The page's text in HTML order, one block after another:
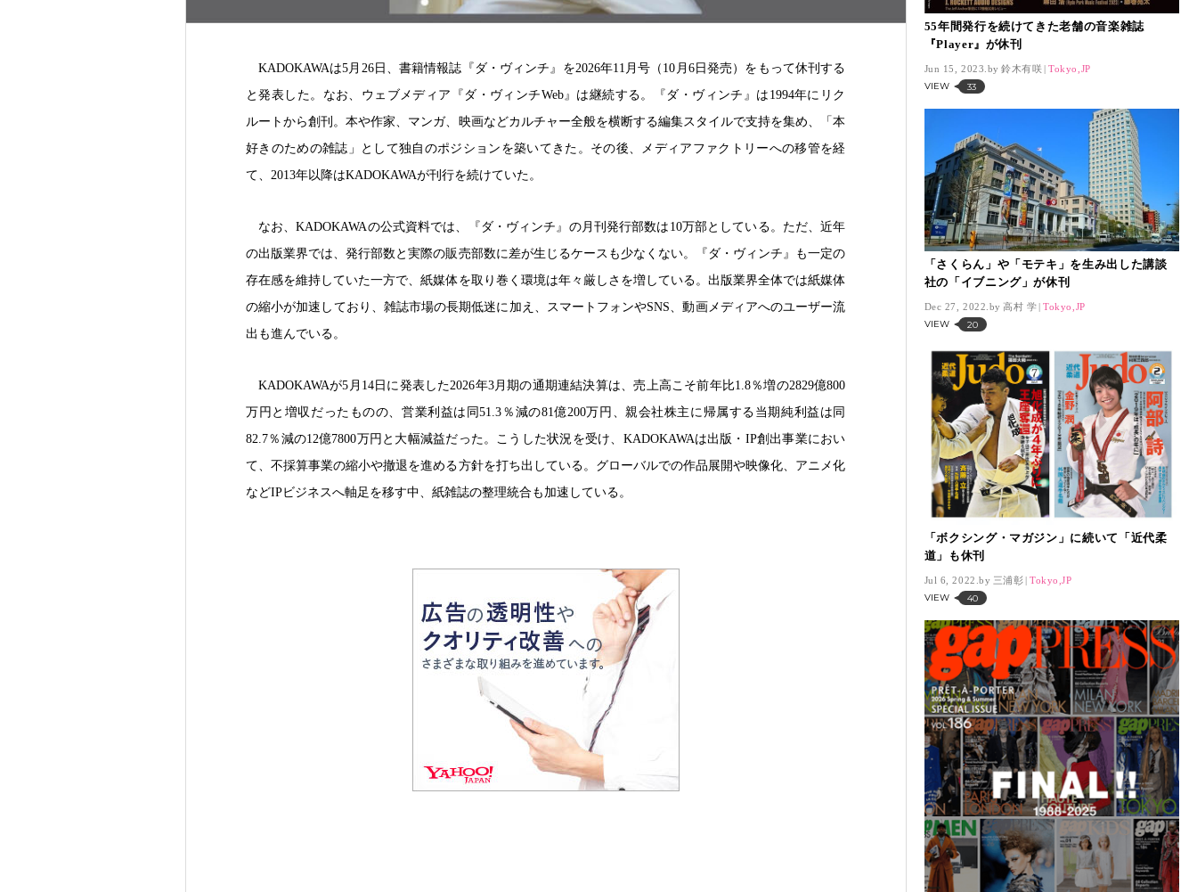
KADOKAWAは5月26日、書籍情報誌『ダ・ヴィンチ』を2026年11月号（10月6日発売）をもって休刊する
と発表した。なお、ウェブメディア『ダ・ヴィンチWeb』は継続する。『ダ・ヴィンチ』は1994年にリク
ルートから創刊。本や作家、マンガ、映画などカルチャー全般を横断する編集スタイルで支持を集め、「本
好きのための雑誌」として独自のポジションを築いてきた。その後、メディアファクトリーへの移管を経
て、2013年以降はKADOKAWAが刊行を続けていた。
なお、KADOKAWAの公式資料では、『ダ・ヴィンチ』の月刊発行部数は10万部としている。ただ、近年
の出版業界では、発行部数と実際の販売部数に差が生じるケースも少なくない。『ダ・ヴィンチ』も一定の
存在感を維持していた一方で、紙媒体を取り巻く環境は年々厳しさを増している。出版業界全体では紙媒体
の縮小が加速しており、雑誌市場の長期低迷に加え、スマートフォンやSNS、動画メディアへのユーザー流
出も進んでいる。
KADOKAWAが5月14日に発表した2026年3月期の通期連結決算は、売上高こそ前年比1.8％増の2829億800
万円と増収だったものの、営業利益は同51.3％減の81億200万円、親会社株主に帰属する当期純利益は同
82.7％減の12億7800万円と大幅減益だった。こうした状況を受け、KADOKAWAは出版・IP創出事業におい
て、不採算事業の縮小や撤退を進める方針を打ち出している。グローバルでの作品展開や映像化、アニメ化
などIPビジネスへ軸足を移す中、紙雑誌の整理統合も加速している。
55年間発行を続けてきた老舗の音楽雑誌
『Player』が休刊
Jun 15, 2023. 鈴木有咲 Tokyo,JP
VIEW 33
「さくらん」や「モテキ」を生み出した講談
社の「イブニング」が休刊
Dec 27, 2022. 高村 学 Tokyo,JP
VIEW 20
「ボクシング・マガジン」に続いて「近代柔
道」も休刊
Jul 6, 2022. 三浦彰 Tokyo,JP
VIEW 40